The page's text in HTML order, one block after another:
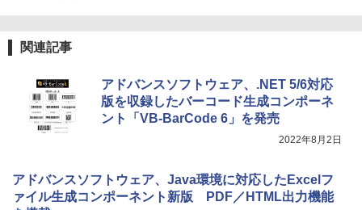
関連記事
アドバンスソフトウェア、.NET 5/6対応
版を収録したバーコード生成コンポーネ
ント「VB-BarCode 6」を発売
2022年8月2日
アドバンスソフトウェア、Java環境に対応したExcelフ
ァイル生成コンポーネント新版 PDF／HTML出力機能